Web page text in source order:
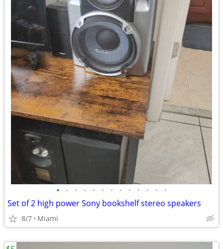
• • • • • • • • • • • • •
Set of 2 high power Sony bookshelf stereo speakers
8/7 Miami